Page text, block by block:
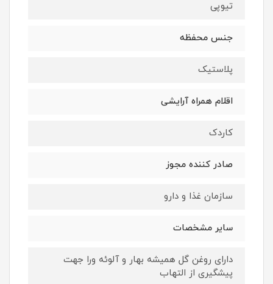
تیوپی
جنس محفظه
پلاستیک
اقلام همراه آرایشی
کاردک
صادر کننده مجوز
سازمان غذا و دارو
سایر مشخصات
دارای روغن گل همیشه بهار و آلوئه ورا جهت
پیشگیری از التهاب